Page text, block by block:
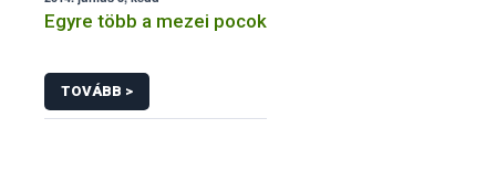
Egyre több a mezei pocok
TOVÁBB >